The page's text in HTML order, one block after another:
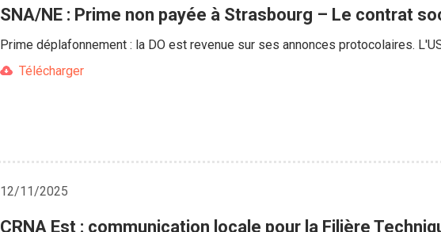
SNA/NE : Prime non payée à Strasbourg – Le contrat
Prime déplafonnement : la DO est revenue sur ses annonces protocolaires.
Télécharger
12/11/2025
CRNA Est : communication locale pour la Filière